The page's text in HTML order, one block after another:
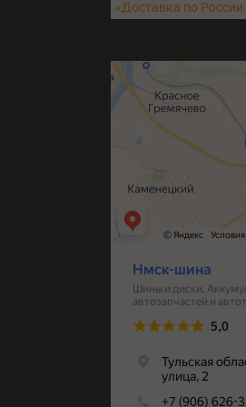
«Доставка по России